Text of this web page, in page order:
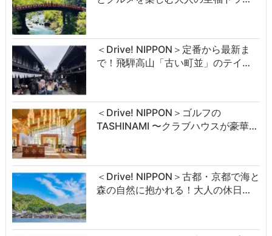
＜Drive! NIPPON＞定番から最新ま
で！飛騨高山「古い町並」のテイ…
＜Drive! NIPPON＞ゴルフの
TASHINAMI 〜クラブハウスが豪華…
＜Drive! NIPPON＞古都・京都で海と
森の自然に抱かれる！大人の休日…